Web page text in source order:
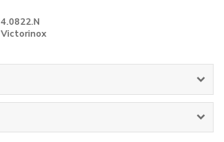
4.0822.N
Victorinox